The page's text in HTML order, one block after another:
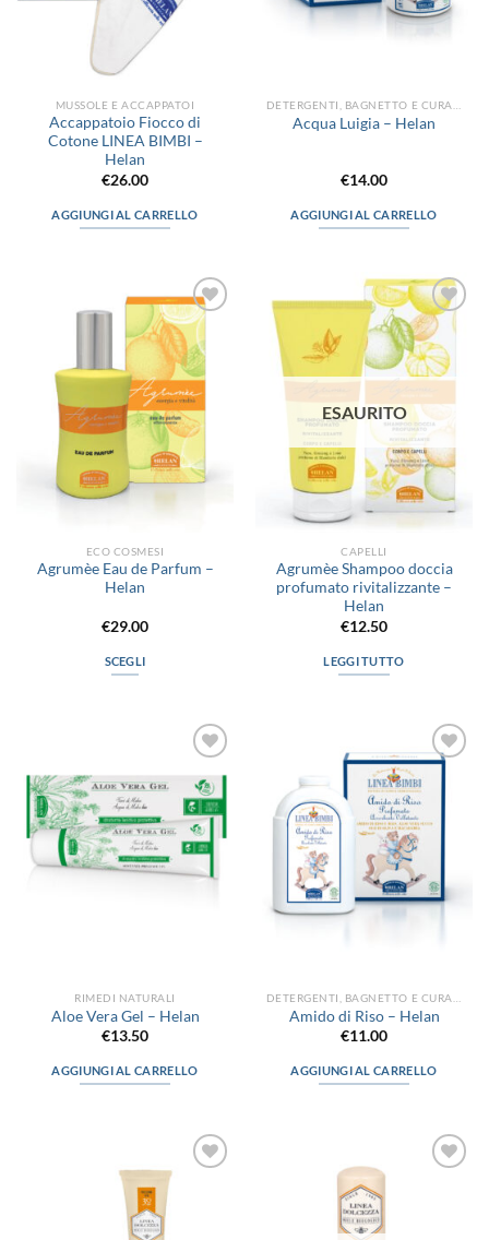
MUSSOLE E ACCAPPATOI
Accappatoio Fiocco di
Cotone LINEA BIMBI –
Helan
€26.00
AGGIUNGI AL CARRELLO
Acqua Luigia – Helan
€14.00
AGGIUNGI AL CARRELLO
Aggiungi
alla lista
dei
desideri
ECO COSMESI
Agrumèe Eau de Parfum –
Helan
€29.00
SCEGLI
varianti.
Le
opzioni
possono
essere
Aggiungi
alla lista
dei
desideri
ESAURITO
CAPELLI
Agrumèe Shampoo doccia
profumato rivitalizzante –
Helan
€12.50
LEGGI TUTTO
Aggiungi
alla lista
dei
desideri
RIMEDI NATURALI
Aloe Vera Gel – Helan
€13.50
AGGIUNGI AL CARRELLO
Aggiungi
alla lista
desideri
Amido di Riso – Helan
€11.00
AGGIUNGI AL CARRELLO